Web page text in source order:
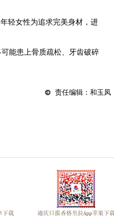
轻女性为追求完美身材，进
能患上骨质疏松、牙齿破碎
责任编辑：和玉凤